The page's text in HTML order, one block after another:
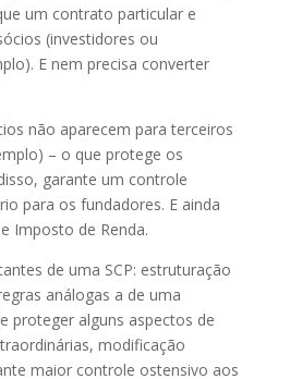
um contrato particular e
(investidores ou
E nem precisa converter
não aparecem para terceiros
– o que protege os
garante um controle
para os fundadores. E ainda
Imposto de Renda.
de uma SCP: estruturação
análogas a de uma
proteger alguns aspectos de
modificação
maior controle ostensivo aos